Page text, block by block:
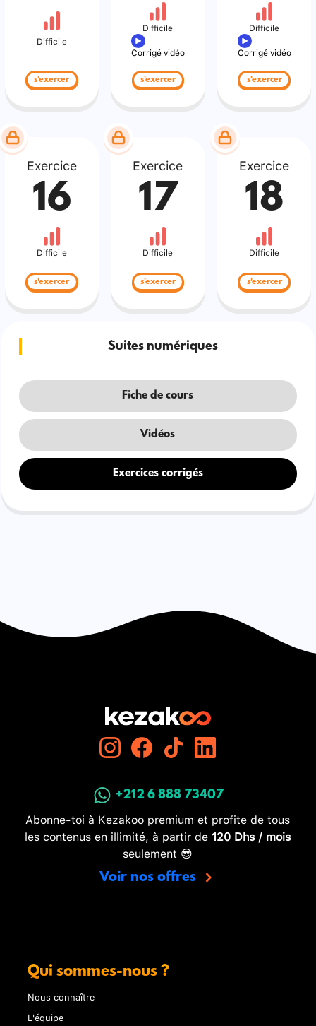
Difficile
s'exercer
Difficile
Corrigé vidéo
s'exercer
Difficile
Corrigé vidéo
s'exercer
Exercice
16
Difficile
s'exercer
Exercice
17
Difficile
s'exercer
Exercice
18
Difficile
s'exercer
Suites numériques
Fiche de cours
Vidéos
Exercices corrigés
+212 6 888 73407
Abonne-toi à Kezakoo premium et profite de tous
les contenus en illimité, à partir de 120 Dhs / mois
seulement 😎
Voir nos offres
Qui sommes-nous ?
Nous connaître
L'équipe